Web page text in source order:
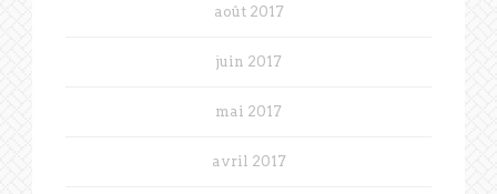
août 2017
juin 2017
mai 2017
avril 2017